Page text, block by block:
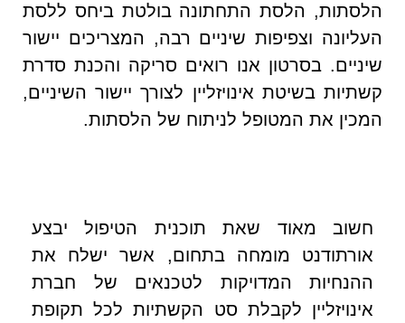
הלסתות, הלסת התחתונה בולטת ביחס ללסת
העליונה וצפיפות שיניים רבה, המצריכים יישור
שיניים. בסרטון אנו רואים סריקה והכנת סדרת
קשתיות בשיטת אינויזליין לצורך יישור השיניים,
המכין את המטופל לניתוח של הלסתות.
חשוב מאוד שאת תוכנית הטיפול יבצע
אורתודנט מומחה בתחום, אשר ישלח את
ההנחיות המדויקות לטכנאים של חברת
אינויזליין לקבלת סט הקשתיות לכל תקופת